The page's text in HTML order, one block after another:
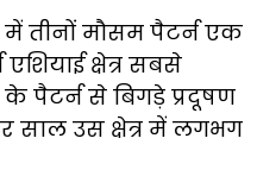
में तीनों मौसम पैटर्न एक
क्षेत्र सबसे
के पैटर्न से बिगड़े प्रदूषण
साल उस क्षेत्र में लगभग